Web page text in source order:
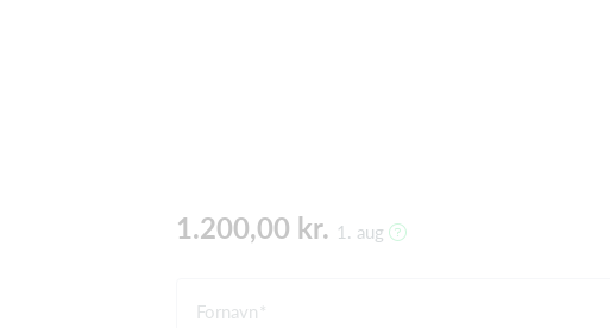
1.200,00 kr. 1. aug
Fornavn